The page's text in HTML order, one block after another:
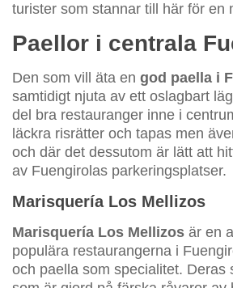
turister som stannar till här för en
Paellor i centrala
Den som vill äta en god paella i
samtidigt njuta av ett oslagbart
del bra restauranger inne i
läckra risrätter och tapas men
och där det dessutom är lätt att
av Fuengirolas parkeringsplatser.
Marisquería Los Mellizos
Marisquería Los Mellizos är en
populära restaurangerna i
och paella som specialitet. Deras